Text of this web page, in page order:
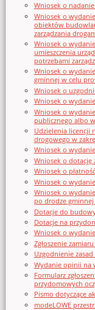
Wniosek o
Wniosek o
obiektów
zarządzania
Wniosek o
umieszczenia
potrzebami
Wniosek o
gminnej w celu
Wniosek o
Wniosek o
Wniosek o
publicznego albo
Udzielenia licencji
drogowego w
Wniosek o
Wniosek o dotację
Wniosek o
Wniosek o
Wniosek o
po drodze
Dotacje do
Dotacje na
Wniosek o
Zgłoszenie
Uzgodnienie
Wydanie opinii na
Formularz
przydomowych
Pismo dotyczące
modeLOWE